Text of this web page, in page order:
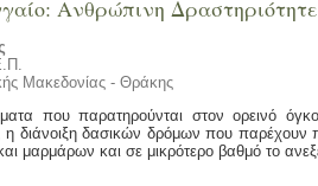
Ανθρώπινη
Μακεδονίας - Θράκης
που παρατηρούνται στον ορεινό
η διάνοιξη δασικών δρόμων που
μαρμάρων και σε μικρότερο βαθμό το